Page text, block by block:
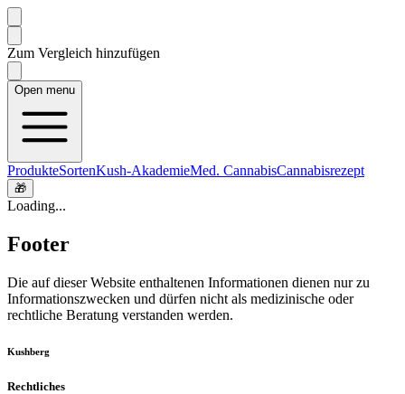
Zum Vergleich hinzufügen
Open menu
ProdukteSortenKush-AkademieMed. CannabisCannabisrezept
🎁
Loading...
Footer
Die auf dieser Website enthaltenen Informationen dienen nur zu
Informationszwecken und dürfen nicht als medizinische oder
rechtliche Beratung verstanden werden.
Kushberg
Rechtliches